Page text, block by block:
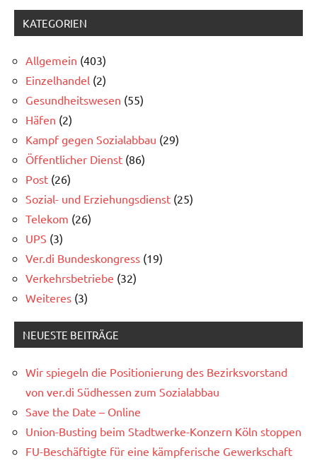
KATEGORIEN
Allgemein (403)
Einzelhandel (2)
Gesundheitswesen (55)
Häfen (2)
Kampf gegen Sozialabbau (29)
Öffentlicher Dienst (86)
Post (26)
Sozial- und Erziehungsdienst (25)
Telekom (26)
UPS (3)
Ver.di Bundeskongress (19)
Verkehrsbetriebe (32)
Weiteres (3)
NEUESTE BEITRÄGE
Wir spiegeln die Positionierung des Bezirksvorstand
von ver.di Südhessen zum Sozialabbau
Save the Date – Online
Union-Busting beim Stadtwerke-Konzern Köln stoppen
FU-Beschäftigte für eine kämpferische Gewerkschaft